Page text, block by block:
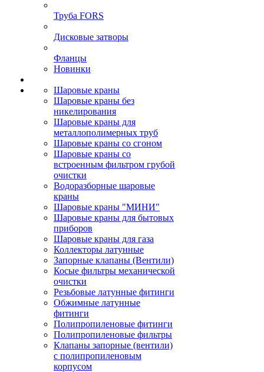
Труба FORS
Дисковые затворы
Фланцы
Новинки
Шаровые краны
Шаровые краны без
никелирования
Шаровые краны для
металлополимерных труб
Шаровые краны со сгоном
Шаровые краны со
встроенным фильтром грубой
очистки
Водоразборные шаровые
краны
Шаровые краны "МИНИ"
Шаровые краны для бытовых
приборов
Шаровые краны для газа
Коллекторы латунные
Запорные клапаны (Вентили)
Косые фильтры механической
очистки
Резьбовые латунные фитинги
Обжимные латунные
фитинги
Полипропиленовые фитинги
Полипропиленовые фильтры
Клапаны запорные (вентили)
с полипропиленовым
корпусом